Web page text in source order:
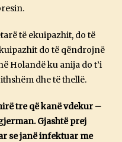
të ekuipazhit, do të
do të qëndrojnë
Holandë ku anija do t’i
dhe të thellë.
tre që kanë vdekur –
Gjashtë prej
se janë infektuar me